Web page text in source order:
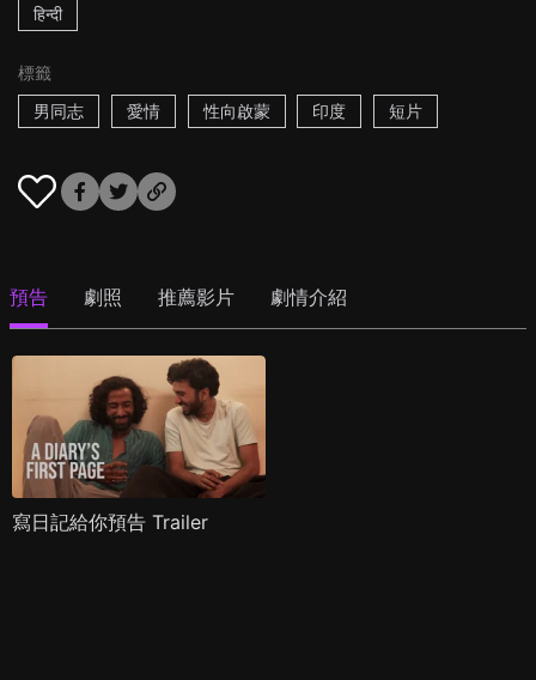
हिन्दी
標籤
男同志
愛情 性向啟蒙 印度 短片
預告 劇照 推薦影片 劇情介紹
寫日記給你預告 Trailer